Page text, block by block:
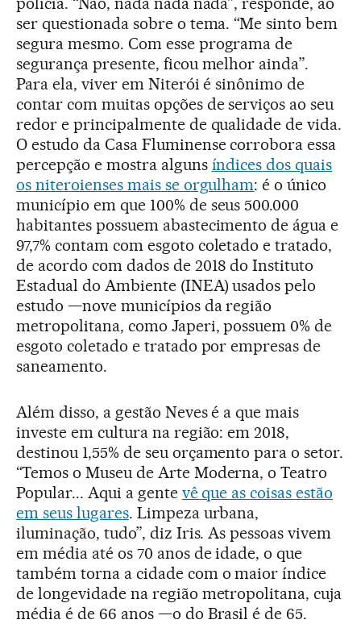
ser questionada sobre o tema. “Me sinto bem
segura mesmo. Com esse programa de
segurança presente, ficou melhor ainda”.
Para ela, viver em Niterói é sinônimo de
contar com muitas opções de serviços ao seu
redor e principalmente de qualidade de vida.
O estudo da Casa Fluminense corrobora essa
percepção e mostra alguns índices dos quais
os niteroienses mais se orgulham: é o único
município em que 100% de seus 500.000
habitantes possuem abastecimento de água e
97,7% contam com esgoto coletado e tratado,
de acordo com dados de 2018 do Instituto
Estadual do Ambiente (INEA) usados pelo
estudo —nove municípios da região
metropolitana, como Japeri, possuem 0% de
esgoto coletado e tratado por empresas de
saneamento.
Além disso, a gestão Neves é a que mais
investe em cultura na região: em 2018,
destinou 1,55% de seu orçamento para o setor.
“Temos o Museu de Arte Moderna, o Teatro
Popular... Aqui a gente vê que as coisas estão
em seus lugares. Limpeza urbana,
iluminação, tudo”, diz Iris. As pessoas vivem
em média até os 70 anos de idade, o que
também torna a cidade com o maior índice
de longevidade na região metropolitana, cuja
média é de 66 anos —o do Brasil é de 65.